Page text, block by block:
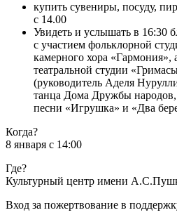
купить сувениры, посуду,
с 14.00
Увидеть и услышать в 16:30
с участием фольклорной
камерного хора «Гармония»,
театральной студии
(руководитель Аделя
танца Дома Дружбы народов,
песни «Игрушка» и «Два
Когда?
8 января с 14:00
Где?
Культурный центр имени
Вход за пожертвование в